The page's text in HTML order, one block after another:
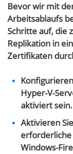
Bevor wir mit
Arbeitsablaufs
Schritte auf, die
Replikation in
Zertifikaten
Hyper-V-
aktiviert sein.
Aktivieren
erforderliche
Windows-